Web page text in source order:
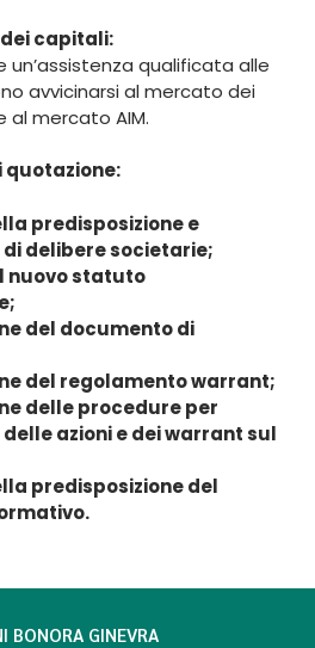
capitali:
un’assistenza qualificata alle
avvicinarsi al mercato dei
al mercato AIM.
quotazione:
predisposizione e
di delibere societarie;
nuovo statuto
del documento di
del regolamento warrant;
delle procedure per
azioni e dei warrant sul
predisposizione del
BONORA GINEVRA